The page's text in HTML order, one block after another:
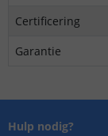
Certificering
Garantie
Hulp nodig?